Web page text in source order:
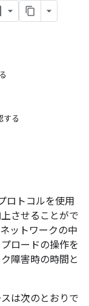
する
ロトコルを使用
させることがで
ットワークの中
ロードの操作を
障害時の時間と
は次のとおりで